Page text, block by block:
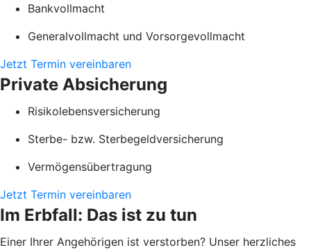
Bankvollmacht
Generalvollmacht und Vorsorgevollmacht
Jetzt Termin vereinbaren
Private Absicherung
Risikolebensversicherung
Sterbe- bzw. Sterbegeldversicherung
Vermögensübertragung
Jetzt Termin vereinbaren
Im Erbfall: Das ist zu tun
Einer Ihrer Angehörigen ist verstorben? Unser herzliches